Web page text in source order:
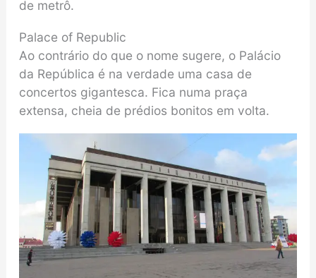
de metrô.
Palace of Republic
Ao contrário do que o nome sugere, o Palácio
da República é na verdade uma casa de
concertos gigantesca. Fica numa praça
extensa, cheia de prédios bonitos em volta.